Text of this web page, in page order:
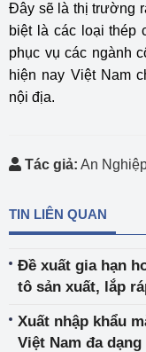
Đây sẽ là thị trường
biệt là các loại thép
phục vụ các ngành
hiện nay Việt Nam
nội địa.
Tác giả: An
TIN LIÊN QUAN
Đề xuất gia hạn
tô sản xuất, lắp
Xuất nhập khẩu
Việt Nam đa